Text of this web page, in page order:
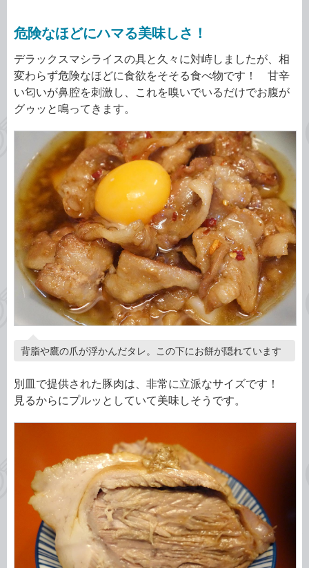
危険なほどにハマる美味しさ！
デラックスマシライスの具と久々に対峙しましたが、相
変わらず危険なほどに食欲をそそる食べ物です！ 甘辛
い匂いが鼻腔を刺激し、これを嗅いでいるだけでお腹が
グゥッと鳴ってきます。
背脂や鷹の爪が浮かんだタレ。この下にお餅が隠れています
別皿で提供された豚肉は、非常に立派なサイズです！
見るからにプルッとしていて美味しそうです。